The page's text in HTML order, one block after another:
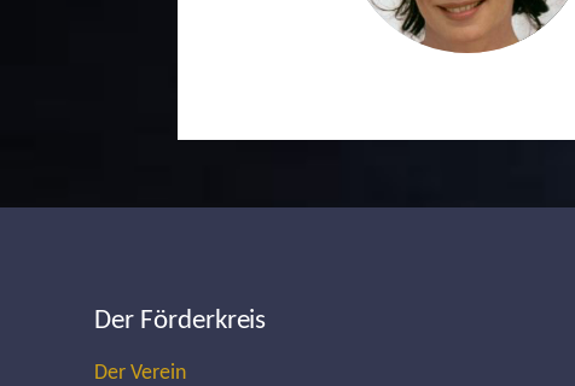
Der Förderkreis
Der Verein